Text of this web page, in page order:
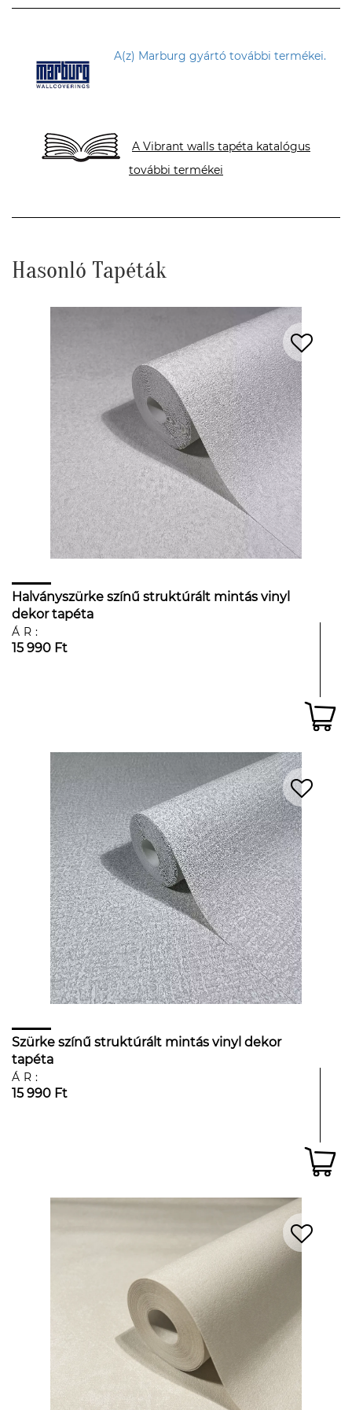
A(z) Marburg gyártó további termékei.
A Vibrant walls tapéta katalógus
további termékei
Hasonló Tapéták
Halványszürke színű struktúrált mintás vinyl
dekor tapéta
ÁR:
15 990 Ft
Szürke színű struktúrált mintás vinyl dekor
tapéta
ÁR:
15 990 Ft